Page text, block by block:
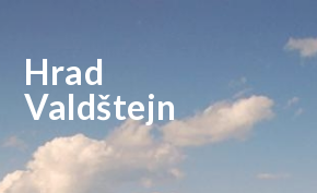
Hrad
Valdštejn